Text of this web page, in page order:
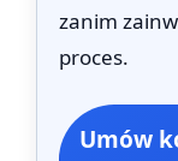
zanim
proces.
Umów